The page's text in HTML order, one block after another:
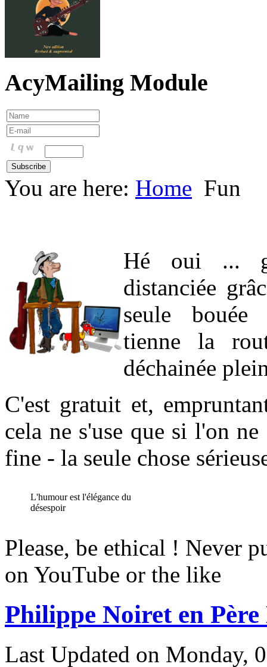
AcyMailing Module
You are here: Home Fun
Hé oui ...
distanciée
seule bouée
tienne la
déchainée
C'est gratuit et,
cela ne s'use que si l'on
fine - la seule chose
L'humour est l'élégance du
désespoir
Please, be ethical ! Never
on YouTube or the like
Philippe Noiret en
Last Updated on Monday,